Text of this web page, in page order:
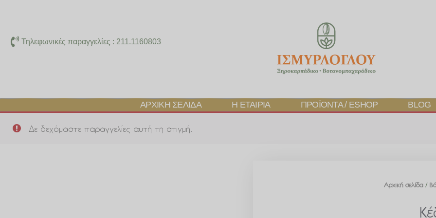
περιεχόμενο
Τηλεφωνικές παραγγελίες : 211.1160803
ΑΡΧΙΚΉ ΣΕΛΊΔΑ Η ΕΤΑΙΡΊΑ ΠΡΟΪΌΝΤΑ / ESHOP BLOG
Δε δεχόμαστε παραγγελίες αυτή τη στιγμή.
Αρχική σελίδα/